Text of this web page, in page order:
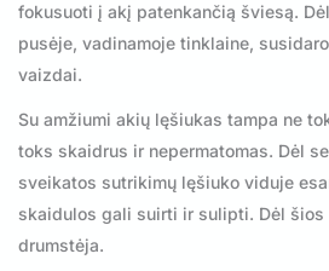
fokusuoti į akį patenkančią šviesą.
pusėje, vadinamoje tinklaine,
vaizdai.
Su amžiumi akių lęšiukas tampa ne
toks skaidrus ir nepermatomas. Dėl
sveikatos sutrikimų lęšiuko viduje
skaidulos gali suirti ir sulipti. Dėl
drumstėja.